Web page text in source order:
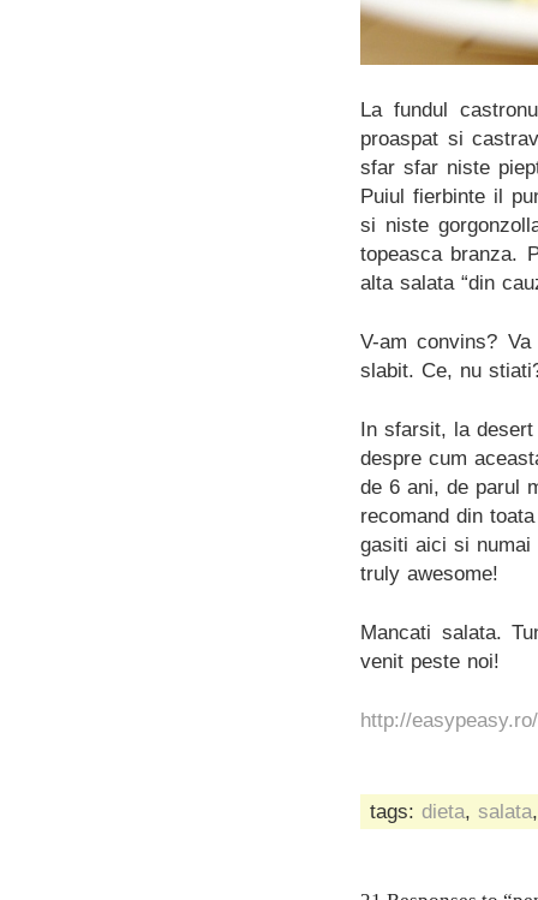
La fundul
proaspat si
sfar sfar niste
Puiul fierbinte il
si niste
topeasca branza.
alta salata “din
V-am convins?
slabit. Ce, nu
In sfarsit, la
despre cum
de 6 ani, de parul
recomand din
gasiti aici si
truly awesome!
Mancati salata.
venit peste noi!
http://
tags: dieta, salata